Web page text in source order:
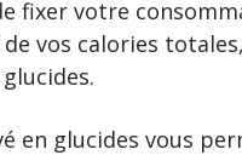
fixer votre
de vos calories
en glucides vous